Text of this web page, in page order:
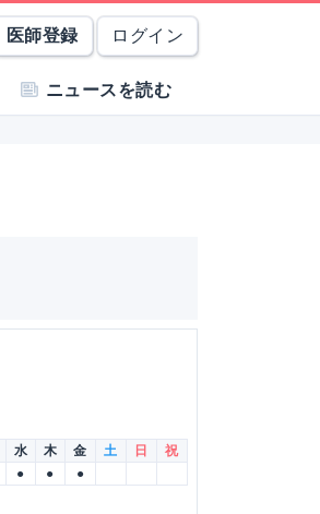
医師登録 ログイン
ニュースを読む
水 木 金 土 日
祝
● ● ●